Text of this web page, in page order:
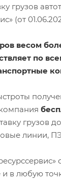
грузов
(от
весом
по
грузов
линии,
в любую